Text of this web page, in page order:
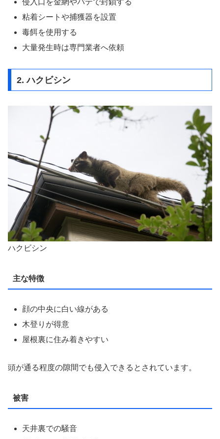
粘着シートや捕獲器を設置
毒餌を使用する
大量発生時は専門業者へ依頼
2. ハクビシン
ハクビシン
主な特徴
顔の中央に白い線がある
木登りが得意
屋根裏に住み着きやすい
頭が通る程度の隙間でも侵入できるとされています。
被害
天井裏での騒音